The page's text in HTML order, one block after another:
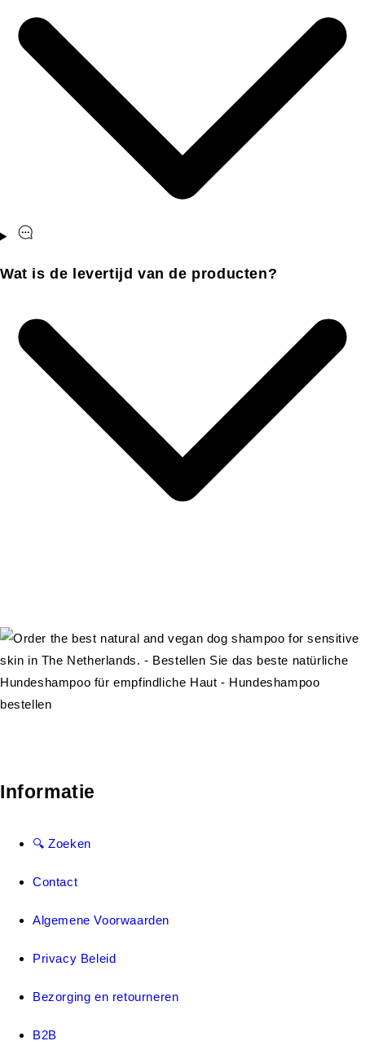
Wat is de levertijd van de producten?
Informatie
🔍 Zoeken
Contact
Algemene Voorwaarden
Privacy Beleid
Bezorging en retourneren
B2B